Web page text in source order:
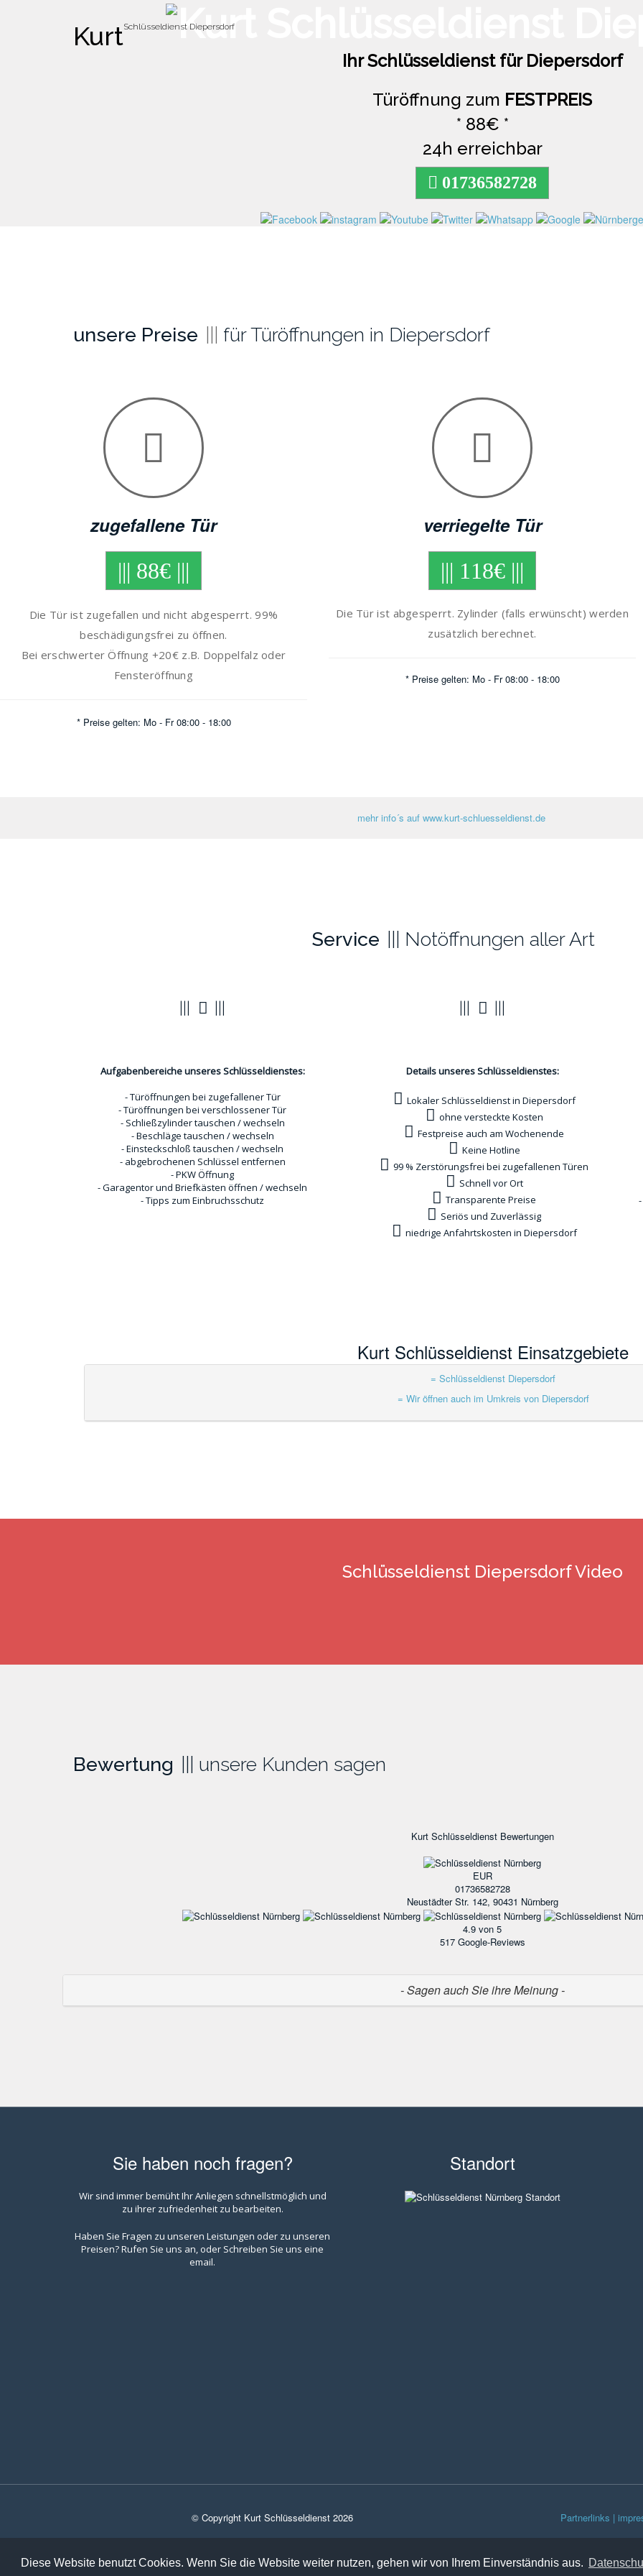
Diese Website benutzt Cookies. Wenn Sie die Website weiter nutzen, gehen wir von Ihrem Einverständnis aus.
KurtSchlüsseldienst Diepersdorf
Ihr Schlüsseldienst für Diepersdorf
Türöffnung zum FESTPREIS
* 88€ *
24h erreichbar
01736582728
unsere Preise für Türöffnungen in Diepersdorf
zugefallene Tür
||| 88€ |||
Die Tür ist zugefallen und nicht abgesperrt. 99%
beschädigungsfrei zu öffnen.
Bei erschwerter Öffnung +20€ z.B. Doppelfalz oder
Fensteröffnung
* Preise gelten: Mo - Fr 08:00 - 18:00
verriegelte Tür
||| 118€ |||
Die Tür ist abgesperrt. Zylinder (falls erwünscht) werden
zusätzlich berechnet.
* Preise gelten: Mo - Fr 08:00 - 18:00
mehr info´s auf www.kurt-schluesseldienst.de
Service Notöffnungen aller Art
Aufgabenbereiche unseres Schlüsseldienstes:
- Türöffnungen bei zugefallener Tür
- Türöffnungen bei verschlossener Tür
- Schließzylinder tauschen / wechseln
- Beschläge tauschen / wechseln
- Einsteckschloß tauschen / wechseln
- abgebrochenen Schlüssel entfernen
- PKW Öffnung
- Garagentor und Briefkästen öffnen / wechseln
- Tipps zum Einbruchsschutz
Details unseres Schlüsseldienstes:
Lokaler Schlüsseldienst in Diepersdorf
ohne versteckte Kosten
Festpreise auch am Wochenende
Keine Hotline
99 % Zerstörungsfrei bei zugefallenen Türen
Schnell vor Ort
Transparente Preise
Seriös und Zuverlässig
niedrige Anfahrtskosten in Diepersdorf
Kurt Schlüsseldienst Einsatzgebiete
= Schlüsseldienst Diepersdorf
= Wir öffnen auch im Umkreis von Diepersdorf
Schlüsseldienst Diepersdorf Video
Bewertung unsere Kunden sagen
Kurt SchlüsseldienstBewertungen
EUR
01736582728
Neustädter Str. 142, 90431 Nürnberg
4.9 von 5
517Google-Reviews
- Sagen auch Sie ihre Meinung -
Sie haben noch fragen?
Wir sind immer bemüht Ihr Anliegen schnellstmöglich und
zu ihrer zufriedenheit zu bearbeiten.
Haben Sie Fragen zu unseren Leistungen oder zu unseren
Preisen? Rufen Sie uns an, oder Schreiben Sie uns eine
email.
Standort
© Copyright Kurt Schlüsseldienst 2026 Partnerlinks |